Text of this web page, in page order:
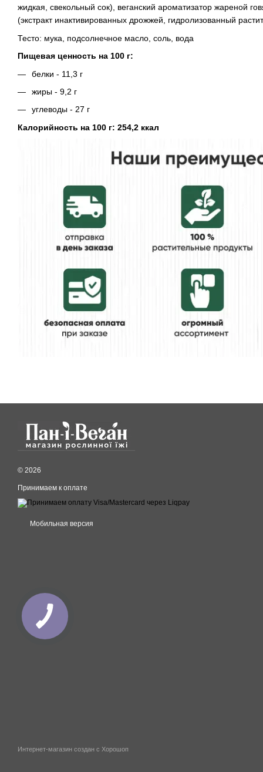
жидкая, свекольный сок), веганский ароматизатор жареной
(экстракт инактивированных дрожжей, гидролизованный
Тесто: мука, подсолнечное масло, соль, вода
Пищевая ценность на 100 г:
белки - 11,3 г
жиры - 9,2 г
углеводы - 27 г
Калорийность на 100 г: 254,2 ккал
© 2026
Принимаем к оплате
Мобильная версия
Интернет-магазин создан с Хорошоп